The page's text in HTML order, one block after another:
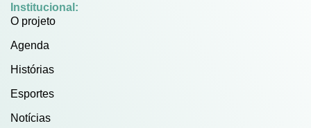
Institucional:
O projeto
Agenda
Histórias
Esportes
Notícias